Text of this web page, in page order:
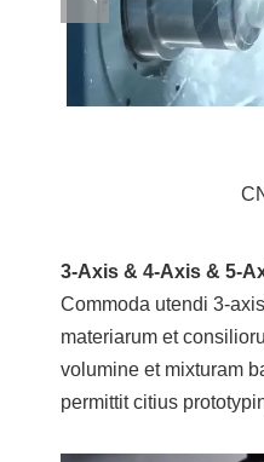
3-Axis & 4-Axis & 5-
Commoda utendi 3-
materiarum et
volumine et mixturam
permittit citius